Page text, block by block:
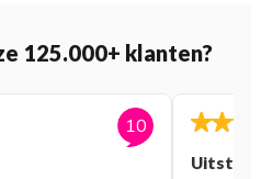
125.000+ klanten?
10